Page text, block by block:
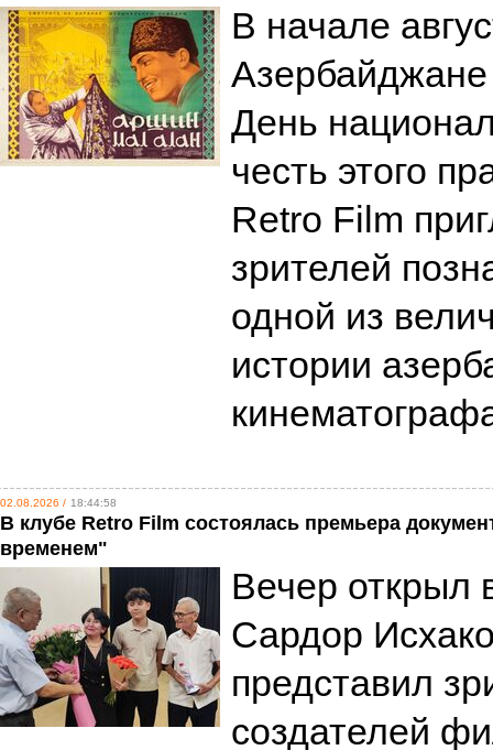
В начале
Азербайджане
День
честь этого
Retro Film
зрителей
одной из
истории
02.08.2026 / 18:44:58
В клубе Retro Film состоялась премьера
временем"
Вечер открыл
Сардор
представил
создателей